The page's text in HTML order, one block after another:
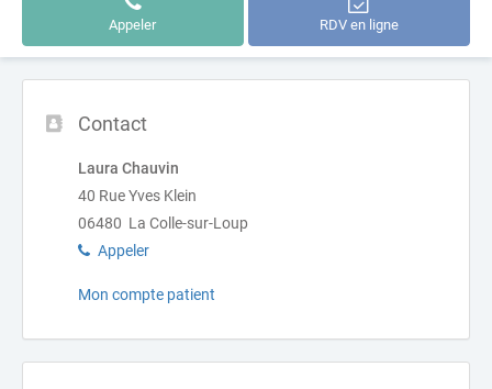
Appeler RDV en ligne
Contact
Laura Chauvin
40 Rue Yves Klein
06480 La Colle-sur-Loup
Appeler
Mon compte patient